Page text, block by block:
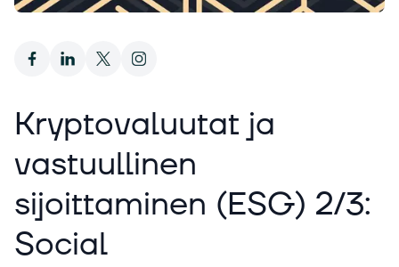
Kryptovaluutat ja
vastuullinen
sijoittaminen (ESG) 2/3:
Social